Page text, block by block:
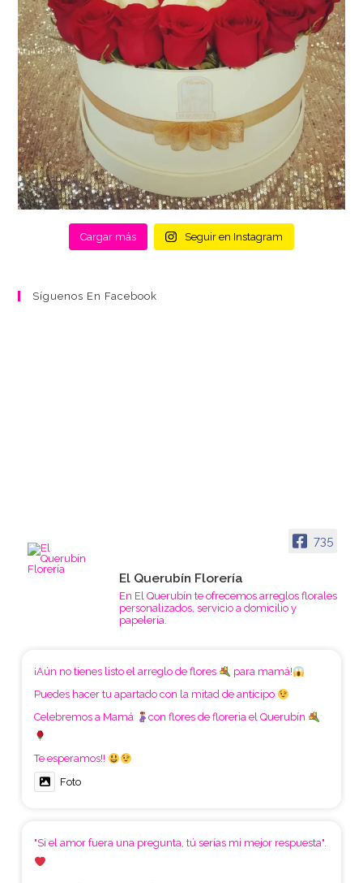
Cargar más Seguir en Instagram
Síguenos En Facebook
735
El Querubín Florería
En El Querubín te ofrecemos arreglos florales
personalizados, servicio a domicilio y
papelería.
¡Aún no tienes listo el arreglo de flores
para mamá!
Puedes hacer tu apartado con la mitad de anticipo
Celebremos a Mamá
con flores de floreria el Querubín
Te esperamos!!
Foto
"Si el amor fuera una pregunta, tú serías mi mejor respuesta".